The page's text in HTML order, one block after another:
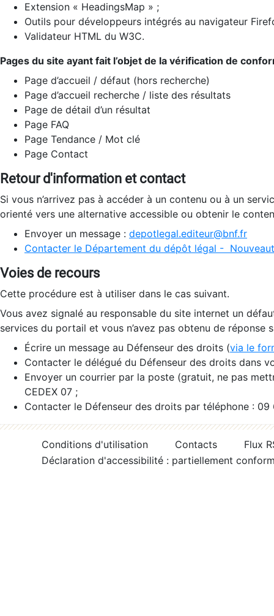
Extension « HeadingsMap » ;
Outils pour développeurs intégrés au navigateur
Validateur HTML du W3C.
Pages du site ayant fait l’objet de la vérification de
Page d’accueil / défaut (hors recherche)
Page d’accueil recherche / liste des résultats
Page de détail d’un résultat
Page FAQ
Page Tendance / Mot clé
Page Contact
Retour d'information et contact
Si vous n’arrivez pas à accéder à un contenu ou à un
orienté vers une alternative accessible ou obtenir le
Envoyer un message : depotlegal.editeur@bnf.fr
Contacter le Département du dépôt légal -
Voies de recours
Cette procédure est à utiliser dans le cas suivant.
Vous avez signalé au responsable du site internet un
services du portail et vous n’avez pas obtenu de réponse
Écrire un message au Défenseur des droits (via le
Contacter le délégué du Défenseur des droits dans
Envoyer un courrier par la poste (gratuit, ne pas
CEDEX 07 ;
Contacter le Défenseur des droits par téléphone :
Conditions d'utilisation Contacts
Flux
Déclaration d'accessibilité : partiellement